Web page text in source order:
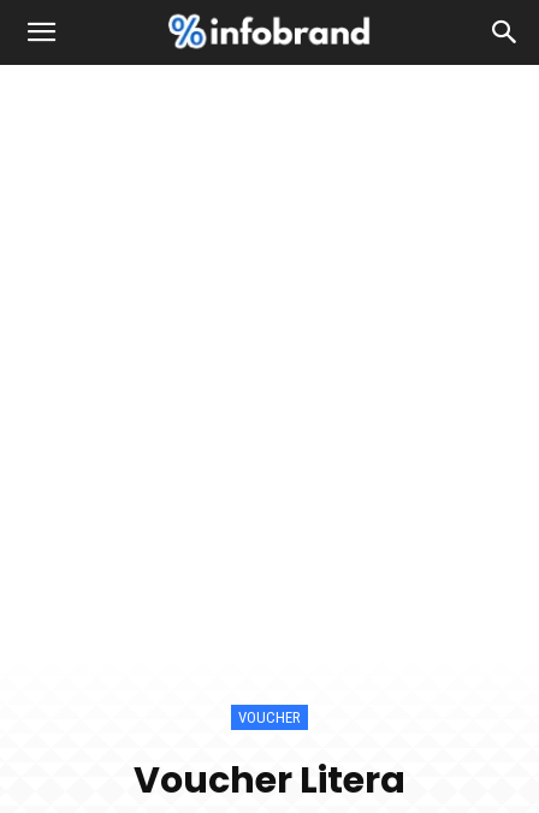
Info
VOUCHER
Voucher Litera